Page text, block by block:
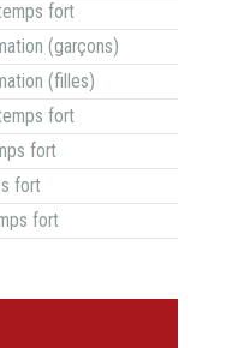
fort
(garçons)
(filles)
fort
fort
fort
fort